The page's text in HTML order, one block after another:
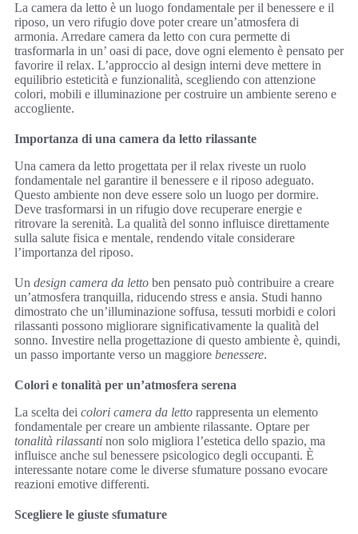
La camera da letto è un luogo fondamentale per il benessere e il
riposo, un vero rifugio dove poter creare un’atmosfera di
armonia. Arredare camera da letto con cura permette di
trasformarla in un’ oasi di pace, dove ogni elemento è pensato per
favorire il relax. L’approccio al design interni deve mettere in
equilibrio esteticità e funzionalità, scegliendo con attenzione
colori, mobili e illuminazione per costruire un ambiente sereno e
accogliente.
Importanza di una camera da letto rilassante
Una camera da letto progettata per il relax riveste un ruolo
fondamentale nel garantire il benessere e il riposo adeguato.
Questo ambiente non deve essere solo un luogo per dormire.
Deve trasformarsi in un rifugio dove recuperare energie e
ritrovare la serenità. La qualità del sonno influisce direttamente
sulla salute fisica e mentale, rendendo vitale considerare
l’importanza del riposo.
Un design camera da letto ben pensato può contribuire a creare
un’atmosfera tranquilla, riducendo stress e ansia. Studi hanno
dimostrato che un’illuminazione soffusa, tessuti morbidi e colori
rilassanti possono migliorare significativamente la qualità del
sonno. Investire nella progettazione di questo ambiente è, quindi,
un passo importante verso un maggiore benessere.
Colori e tonalità per un’atmosfera serena
La scelta dei colori camera da letto rappresenta un elemento
fondamentale per creare un ambiente rilassante. Optare per
tonalità rilassanti non solo migliora l’estetica dello spazio, ma
influisce anche sul benessere psicologico degli occupanti. È
interessante notare come le diverse sfumature possano evocare
reazioni emotive differenti.
Scegliere le giuste sfumature